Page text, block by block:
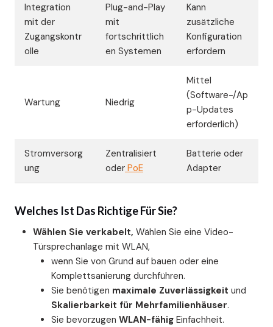
Integration
mit der
Zugangskontr
olle
Plug-and-Play
mit
fortschrittlich
en Systemen
Kann
zusätzliche
Konfiguration
erfordern
Wartung Niedrig
Mittel
(Software-/Ap
p-Updates
erforderlich)
Stromversorg
ung
Zentralisiert
oder PoE
Batterie oder
Adapter
Welches Ist Das Richtige Für Sie?
Wählen Sie verkabelt, Wählen Sie eine Video-
Türsprechanlage mit WLAN,
wenn Sie von Grund auf bauen oder eine
Komplettsanierung durchführen.
Sie benötigen maximale Zuverlässigkeit und
Skalierbarkeit für Mehrfamilienhäuser.
Sie bevorzugen WLAN-fähig Einfachheit.